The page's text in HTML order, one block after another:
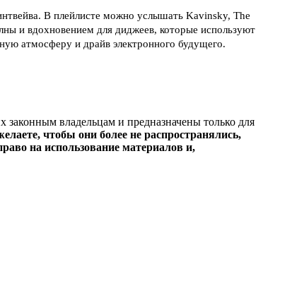
В плейлисте можно услышать Kavinsky, The
и вдохновением для диджеев, которые используют
атмосферу и драйв электронного будущего.
законным владельцам и предназначены только для
чтобы они более не распространялись,
на использование материалов и,